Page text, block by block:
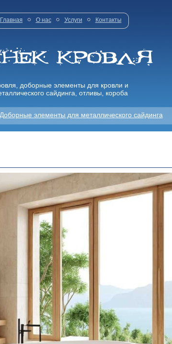
Главная О нас Услуги Контакты
доборные элементы для кровли и
сайдинга, отливы, короба
Доборные элементы для металлического сайдинга